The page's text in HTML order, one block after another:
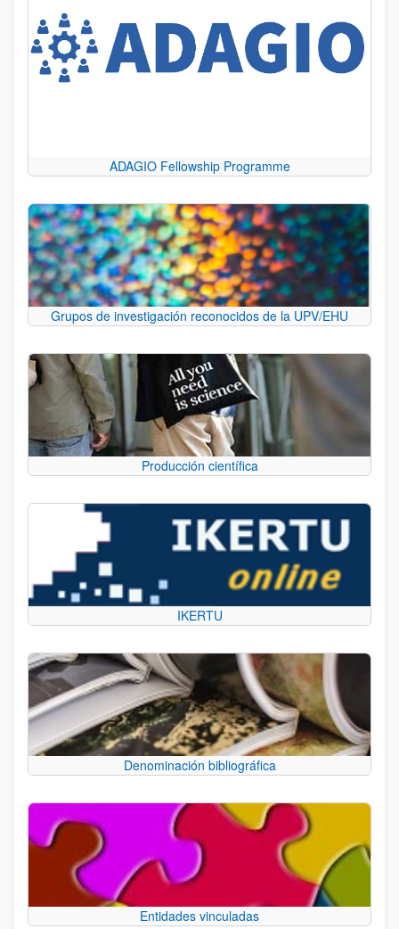
ADAGIO Fellowship Programme
Grupos de investigación reconocidos de la UPV/EHU
Producción científica
IKERTU
Denominación bibliográfica
Entidades vinculadas